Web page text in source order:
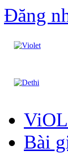
Đăng
Bài